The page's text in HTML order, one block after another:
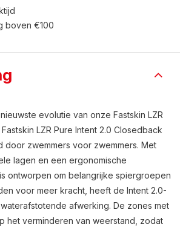
boven €100
evolutie van onze Fastskin LZR
LZR Pure Intent 2.0 Closedback
door zwemmers voor zwemmers. Met
lagen en een ergonomische
ontworpen om belangrijke spiergroepen
voor meer kracht, heeft de Intent 2.0-
afwerking. De zones met
het verminderen van weerstand, zodat